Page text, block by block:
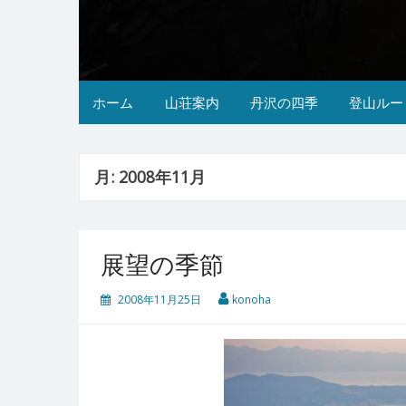
ホーム 山荘案内 丹沢の四季 登山ルー
月: 2008年11月
展望の季節
2008年11月25日 konoha